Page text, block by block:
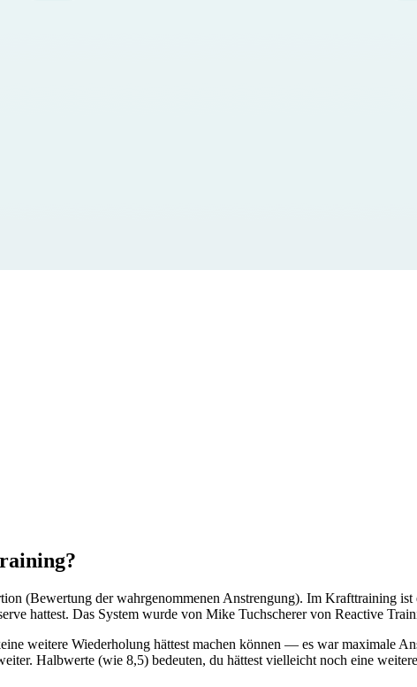
(Bewertung der wahrgenommenen Anstrengung). Im Krafttraining
hattest. Das System wurde von Mike Tuchscherer von Reactive
weitere Wiederholung hättest machen können — es war maximale
Halbwerte (wie 8,5) bedeuten, du hättest vielleicht noch eine